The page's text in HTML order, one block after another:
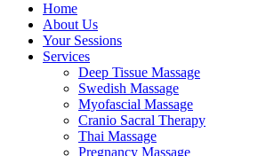
Home
About Us
Your Sessions
Services
Deep Tissue Massage
Swedish Massage
Myofascial Massage
Cranio Sacral Therapy
Thai Massage
Pregnancy Massage